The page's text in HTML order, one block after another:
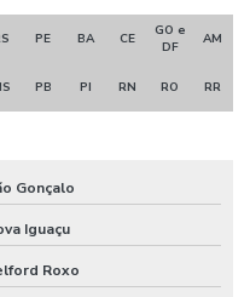
PE BA CE
GO e
DF
AM
PB PI RN RO RR
Gonçalo
Iguaçu
Roxo